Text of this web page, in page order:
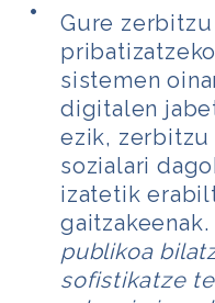
Gure
sistemen
digitalen
ezik, zerbitzu
sozialari
izatetik
gaitzakeenak.
publikoa
sofistikatze